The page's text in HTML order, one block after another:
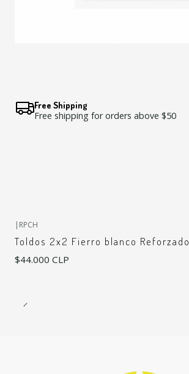
Free Shipping
Free shipping for orders above $50
| RPCH
Toldos 2x2 Fierro blanco Reforzado
$44.000 CLP